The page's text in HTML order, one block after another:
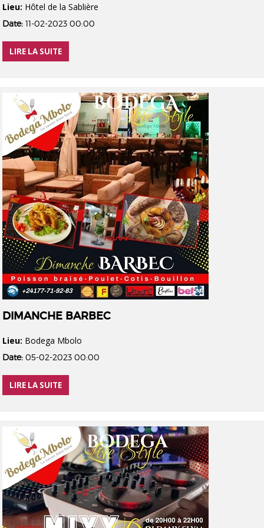
Lieu: Hôtel de la Sablière
Date: 11-02-2023 00:00
LIRE LA SUITE
DIMANCHE BARBEC
Lieu: Bodega Mbolo
Date: 05-02-2023 00:00
LIRE LA SUITE